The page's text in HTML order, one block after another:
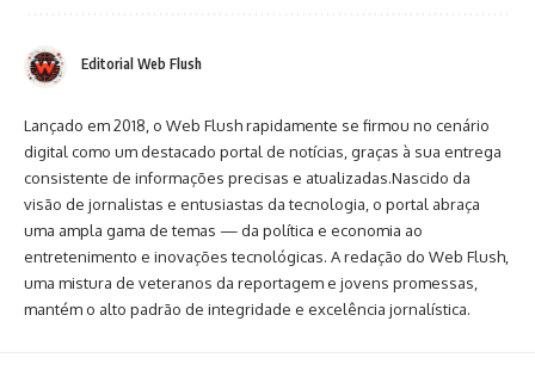
Editorial Web Flush
Lançado em 2018, o Web Flush rapidamente se firmou no cenário
digital como um destacado portal de notícias, graças à sua entrega
consistente de informações precisas e atualizadas.Nascido da
visão de jornalistas e entusiastas da tecnologia, o portal abraça
uma ampla gama de temas — da política e economia ao
entretenimento e inovações tecnológicas. A redação do Web Flush,
uma mistura de veteranos da reportagem e jovens promessas,
mantém o alto padrão de integridade e excelência jornalística.